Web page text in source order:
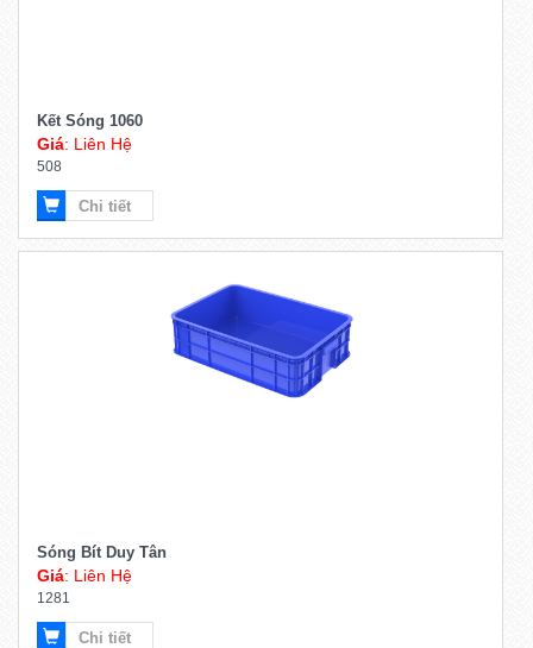
Kết Sóng 1060
Giá: Liên Hệ
508
Chi tiết
Sóng Bít Duy Tân
Giá: Liên Hệ
1281
Chi tiết